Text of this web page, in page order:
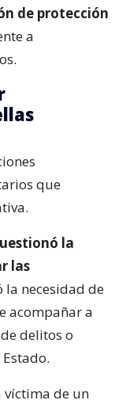
de protección
a
que
la
las
la necesidad de
acompañar a
delitos o
víctima de un